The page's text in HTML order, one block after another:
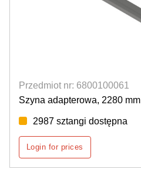
Przedmiot nr: 6800100061
Szyna adapterowa, 2280 mm
2987 sztangi dostępna
Login for prices